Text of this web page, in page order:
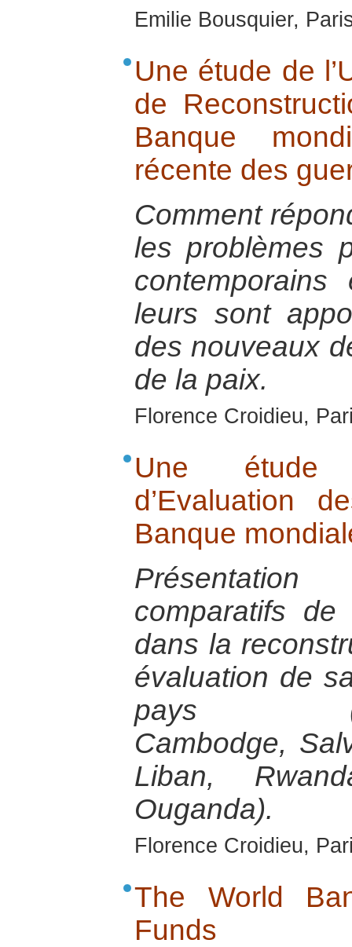
Emilie Bousquier,
Une étude de
de
Banque
récente des
Comment
les problèmes
leurs sont
des nouveaux
de la paix.
Florence Croidieu,
Une étude
d’Evaluation
Banque
comparatifs
dans la
évaluation de
pays
Cambodge,
Liban,
Ouganda).
Florence Croidieu,
The World
Funds